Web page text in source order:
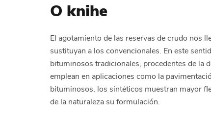
O knihe
El agotamiento de las reservas de crudo nos
sustituyan a los convencionales. En este
bituminosos tradicionales, procedentes de la
emplean en aplicaciones como la
bituminosos, los sintéticos muestran mayor
de la naturaleza su formulación.